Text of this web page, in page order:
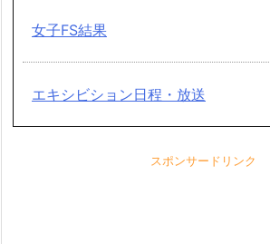
女子FS結果
エキシビション日程・放送
スポンサードリンク